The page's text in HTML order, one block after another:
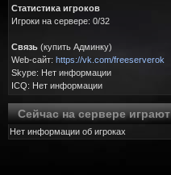
Статистика игроков
Игроки на сервере: 0/32
Связь (купить Админку)
Web-сайт: https://vk.com/freeserverok
Skype: Нет информации
ICQ: Нет информации
Сейчас на сервере играют
Нет информации об игроках